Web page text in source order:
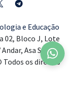
e Educação
02, Bloco J, Lote
Asa Sul,
Todos os direitos